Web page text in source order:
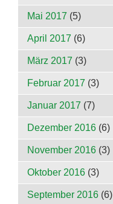
Mai 2017 (5)
April 2017 (6)
März 2017 (3)
Februar 2017 (3)
Januar 2017 (7)
Dezember 2016 (6)
November 2016 (3)
Oktober 2016 (3)
September 2016 (6)